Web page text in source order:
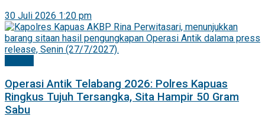
30 Juli 2026 1:20 pm
Operasi Antik Telabang 2026: Polres Kapuas
Ringkus Tujuh Tersangka, Sita Hampir 50 Gram
Sabu